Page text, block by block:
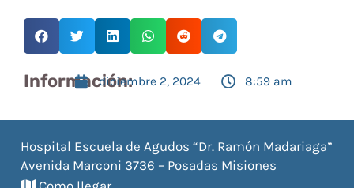
Información:diciembre 2, 2024 8:59 am
Hospital Escuela de Agudos “Dr. Ramón Madariaga”
Avenida Marconi 3736 – Posadas Misiones